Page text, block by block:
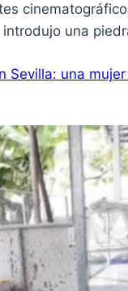
una
Sevilla: una